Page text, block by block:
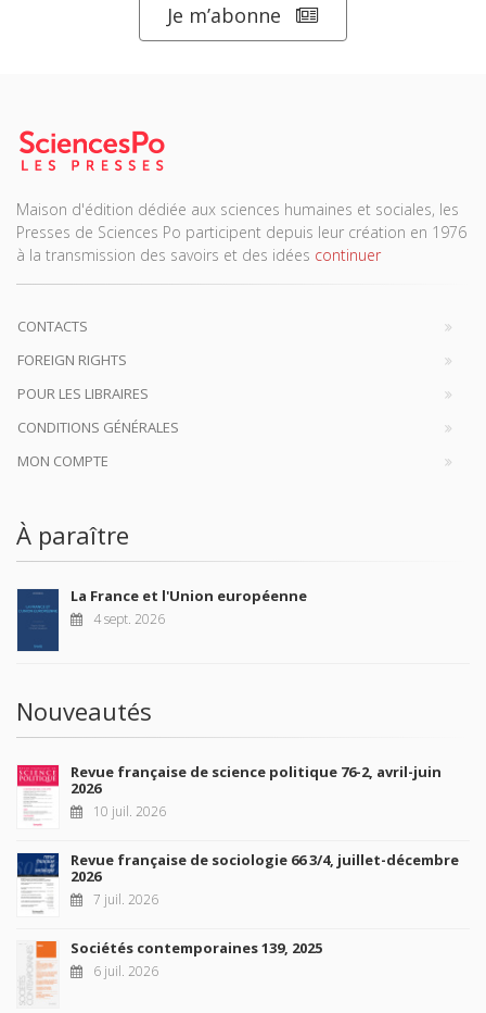
Je m’abonne
Maison d'édition dédiée aux sciences humaines et sociales, les
Presses de Sciences Po participent depuis leur création en 1976
à la transmission des savoirs et des idées continuer
CONTACTS
FOREIGN RIGHTS
POUR LES LIBRAIRES
CONDITIONS GÉNÉRALES
MON COMPTE
À paraître
La France et l'Union européenne
4 sept. 2026
Nouveautés
Revue française de science politique 76-2, avril-juin
2026
10 juil. 2026
Revue française de sociologie 66 3/4, juillet-décembre
2026
7 juil. 2026
Sociétés contemporaines 139, 2025
6 juil. 2026